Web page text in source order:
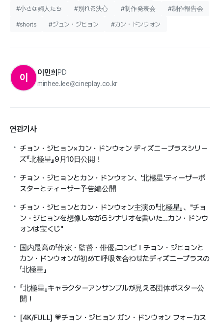
#小さな婦人たち #別れる決心 #制作発表会 #制作報告会
#shorts #ジュン・ジヒョン #カン・ドンウォン
이 이민희PD
minhee.lee@cineplay.co.kr
연관기사
チョン・ジヒョン×カン・ドンウォン ディズニープラスシリー
ズ『北極星』9月10日公開！
チョン・ジヒョンとカン・ドンウォン、'北極星'ティーザーポ
スターとティーザー予告編公開
チョン・ジヒョンとカン・ドンウォン主演の『北極星』、"チョ
ン・ジヒョンを想像しながらシナリオを書いた…カン・ドンウ
ォンは宝くじ"
国内最高の「作家・監督・俳優」コンビ！チョン・ジヒョンと
カン・ドンウォンが初めて呼吸を合わせたディズニープラスの
「北極星」
『北極星』キャラクターアンサンブルが見える団体ポスター公
開！
[4K/FULL] 💗チョン・ジヒョン ガン・ドンウォン フォーカス